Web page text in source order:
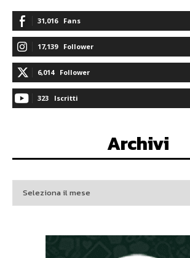
31,016 Fans
17,139 Follower
6,014 Follower
323 Iscritti
Archivi